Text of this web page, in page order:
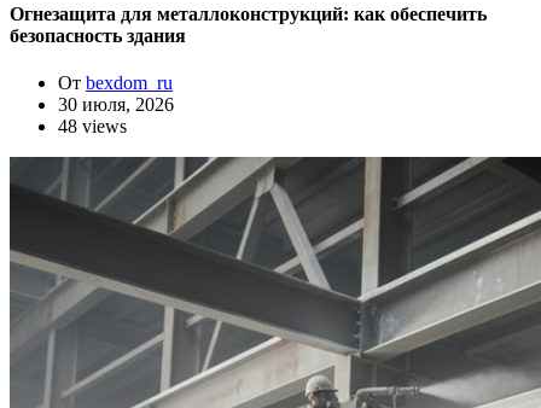
Огнезащита для металлоконструкций: как обеспечить
безопасность здания
От bexdom_ru
30 июля, 2026
48 views